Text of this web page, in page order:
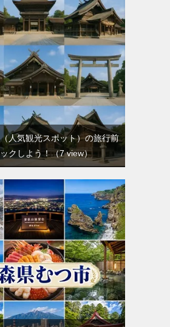
人気観光スポット）の旅行前
クしよう！（7 view）